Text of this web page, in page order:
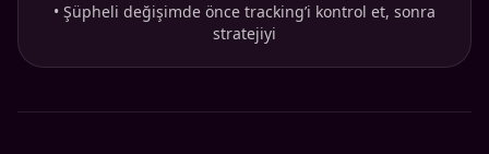
• Şüpheli değişimde önce tracking’i kontrol et, sonra
stratejiyi